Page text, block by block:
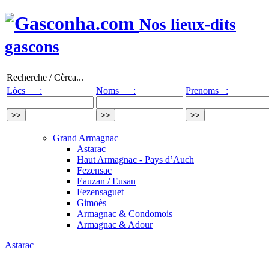
Nos lieux-dits
gascons
Recherche / Cèrca...
Lòcs :
Noms : Prenoms :
Grand Armagnac
Astarac
Haut Armagnac - Pays d’Auch
Fezensac
Eauzan / Eusan
Fezensaguet
Gimoès
Armagnac & Condomois
Armagnac & Adour
Astarac